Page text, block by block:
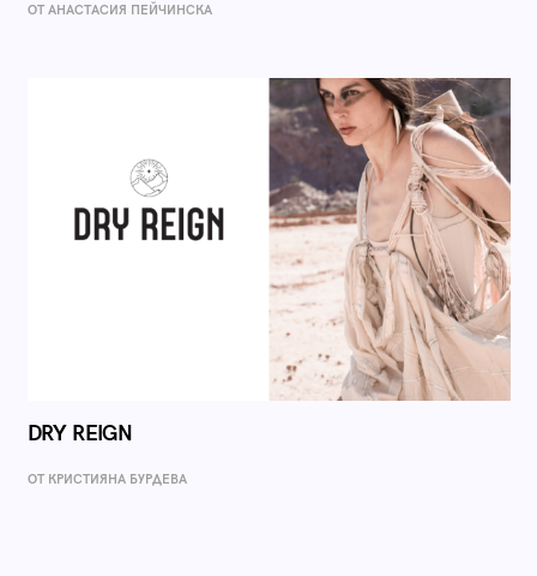
ОТ AНАСТАСИЯ ПЕЙЧИНСКА
DRY REIGN
ОТ КРИСТИЯНА БУРДЕВА